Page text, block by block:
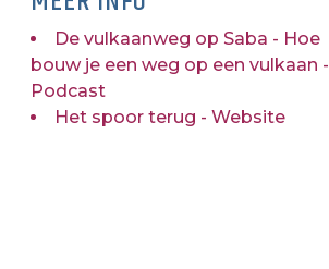
De vulkaanweg op Saba - Hoe
bouw je een weg op een vulkaan -
Podcast
Het spoor terug - Website